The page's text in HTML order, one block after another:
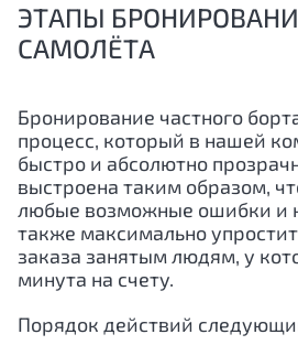
ЭТАПЫ
САМОЛЁТА
Бронирование частного
процесс, который в нашей
быстро и абсолютно
выстроена таким образом,
любые возможные ошибки и
также максимально
заказа занятым людям, у
минута на счету.
Порядок действий